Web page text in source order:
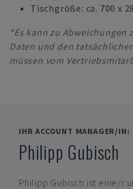
Tischgröße: ca. 700 x
*Es kann zu Abweichungen
Daten und den
müssen vom
IHR ACCOUNT MANAGER/IN:
Philipp Gubisch
Philipp Gubisch ist eine/r